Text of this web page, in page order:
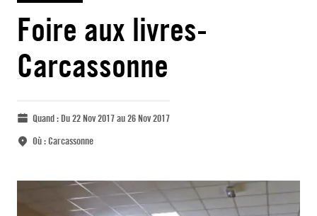
Foire aux livres-
Carcassonne
Quand :Du 22 Nov 2017 au 26 Nov 2017
Où :Carcassonne